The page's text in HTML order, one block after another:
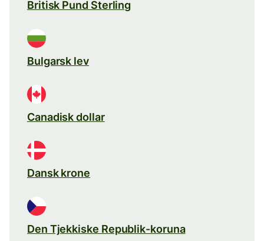
Britisk Pund Sterling
Bulgarsk lev
Canadisk dollar
Dansk krone
Den Tjekkiske Republik-koruna